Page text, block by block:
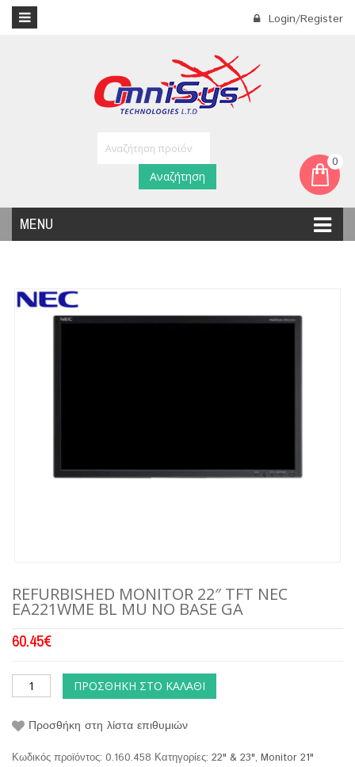
Login/Register
0
MENU
Αναζήτηση
REFURBISHED MONITOR 22″ TFT NEC
EA221WME BL MU NO BASE GA
60.45€
ΠΡΟΣΘΉΚΗ ΣΤΟ ΚΑΛΆΘΙ
Προσθήκη στη λίστα επιθυμιών
Κωδικός προϊόντος: 0.160.458 Κατηγορίες: 22" & 23", Monitor 21"